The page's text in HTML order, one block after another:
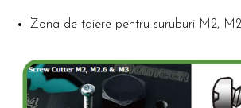
Zona de taiere pentru suruburi M2,